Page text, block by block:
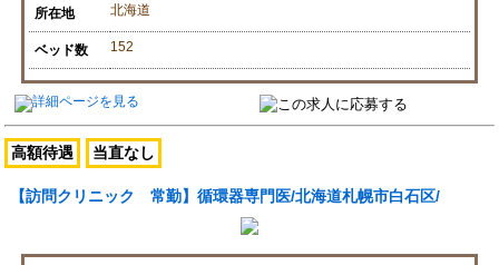
所在地 北海道
ベッド数 152
高額待遇 当直なし
【訪問クリニック 常勤】循環器専門医/北海道札幌市白石区/